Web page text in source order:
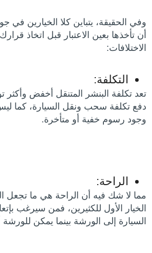
وفي الحقيقة، يتباين كلا الخيارين في
أن تأخذها بعين الاعتبار قبل اتخاذ
الاختلافات:
التكلفة:
تعد تكلفة البنشر المتنقل أخفض وأكثر
دفع تكلفة سحب ونقل السيارة، كما
وجود رسوم خفية أو متأخرة.
الراحة:
مما لا شك فيه أن الراحة هي ما تجعل
الخيار الأول للكثيرين، فمن سيرغب
السيارة إلى الورشة بينما يمكن للورشة